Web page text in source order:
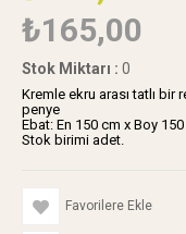
₺165,00
Stok Miktarı : 0
Kremle ekru arası tatlı
penye
Ebat: En 150 cm x Boy
Stok birimi adet.
Favorilere Ekle